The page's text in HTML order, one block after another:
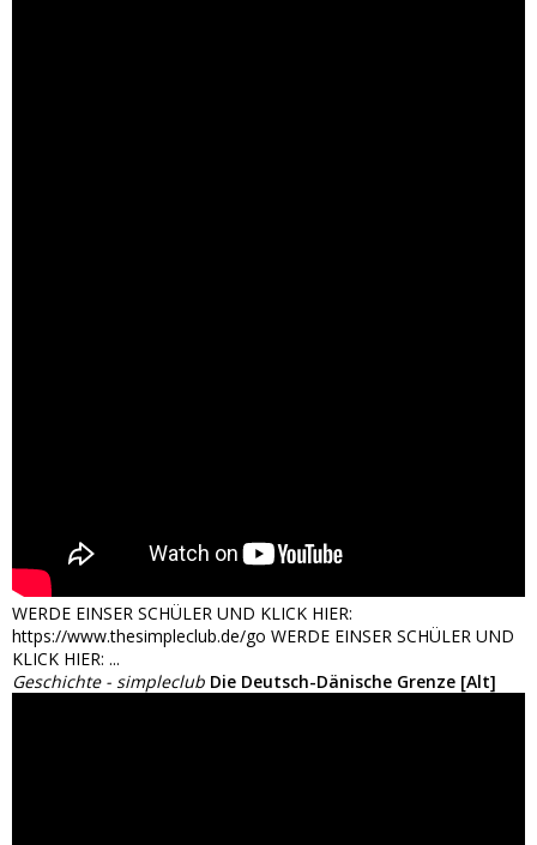
WERDE EINSER SCHÜLER UND KLICK HIER:
https://www.thesimpleclub.de/go WERDE EINSER SCHÜLER UND
KLICK HIER: ...
Geschichte - simpleclub Die Deutsch-Dänische Grenze [Alt]